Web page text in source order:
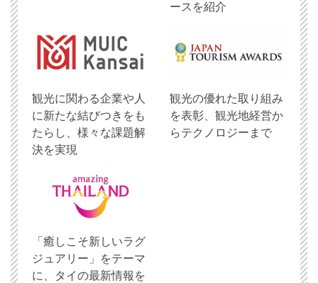
ースを紹介
観光に関わる企業や人
に新たな結びつきをも
たらし、様々な課題解
決を実現
観光の優れた取り組み
を表彰、観光地経営か
らテクノロジーまで
「癒しこそ新しいラグ
ジュアリー」をテーマ
に、タイの最新情報を